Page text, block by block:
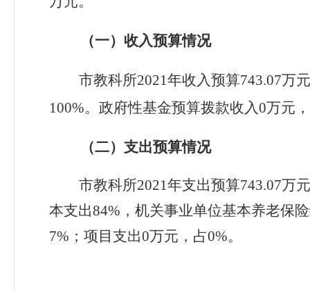
（一）收入预算情况
市教科所2021年收入预算743.07万
100%。 政府性基金预算拨款收入0万元
（二）支出预算情况
市教科所2021年支出预算743.07万
本支出84% ，机关事业单位基本养老保
7% ；项目支出0万元，占0%。